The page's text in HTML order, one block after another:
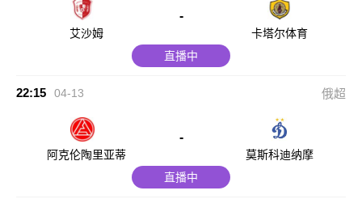
艾沙姆
-
卡塔尔体育
直播中
22:15 04-13 俄超
阿克伦陶里亚蒂
-
莫斯科迪纳摩
直播中